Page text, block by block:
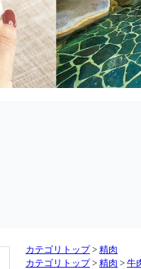
カテゴリトップ > 精肉
カテゴリトップ > 精肉 > 牛